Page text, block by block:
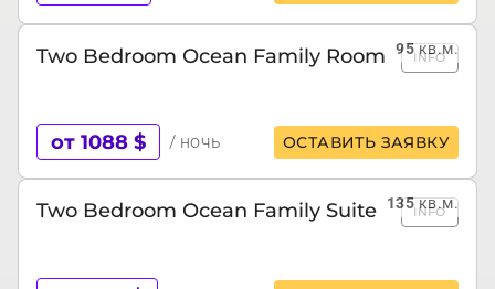
95кв.м.
Two Bedroom Ocean Family Room INFO
от 1088 $ / ночь ОСТАВИТЬ ЗАЯВКУ
135кв.м.
Two Bedroom Ocean Family Suite INFO